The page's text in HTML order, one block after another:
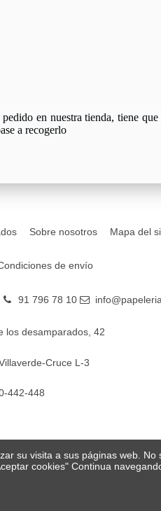
en nuestra tienda, tiene
a recogerlo
Sobre nosotros Mapa del
de envío
91 796 78 10
los desamparados, 42
Cruce L-3
442-448
su visita a sus páginas web.
cookies" Continua